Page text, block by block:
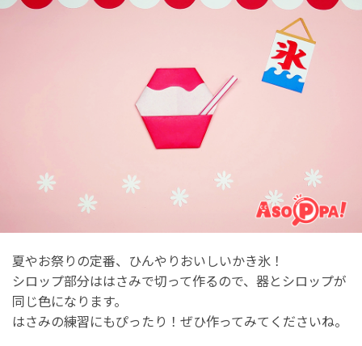
夏やお祭りの定番、ひんやりおいしいかき氷！
シロップ部分ははさみで切って作るので、器とシロップが
同じ色になります。
はさみの練習にもぴったり！ぜひ作ってみてくださいね。